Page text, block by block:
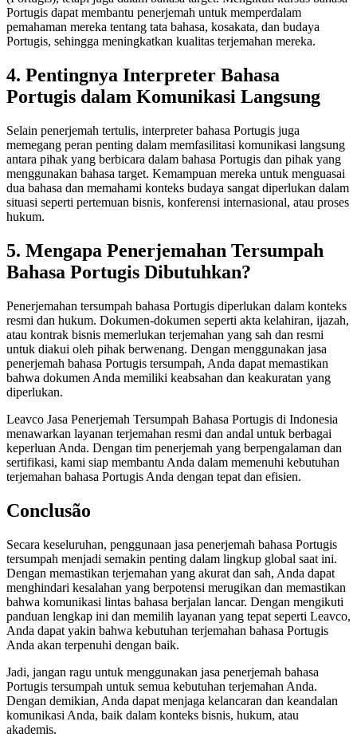
Portugis dapat membantu penerjemah untuk memperdalam
pemahaman mereka tentang tata bahasa, kosakata, dan budaya
Portugis, sehingga meningkatkan kualitas terjemahan mereka.
4. Pentingnya Interpreter Bahasa
Portugis dalam Komunikasi Langsung
Selain penerjemah tertulis, interpreter bahasa Portugis juga
memegang peran penting dalam memfasilitasi komunikasi langsung
antara pihak yang berbicara dalam bahasa Portugis dan pihak yang
menggunakan bahasa target. Kemampuan mereka untuk menguasai
dua bahasa dan memahami konteks budaya sangat diperlukan dalam
situasi seperti pertemuan bisnis, konferensi internasional, atau proses
hukum.
5. Mengapa Penerjemahan Tersumpah
Bahasa Portugis Dibutuhkan?
Penerjemahan tersumpah bahasa Portugis diperlukan dalam konteks
resmi dan hukum. Dokumen-dokumen seperti akta kelahiran, ijazah,
atau kontrak bisnis memerlukan terjemahan yang sah dan resmi
untuk diakui oleh pihak berwenang. Dengan menggunakan jasa
penerjemah bahasa Portugis tersumpah, Anda dapat memastikan
bahwa dokumen Anda memiliki keabsahan dan keakuratan yang
diperlukan.
Leavco Jasa Penerjemah Tersumpah Bahasa Portugis di Indonesia
menawarkan layanan terjemahan resmi dan andal untuk berbagai
keperluan Anda. Dengan tim penerjemah yang berpengalaman dan
sertifikasi, kami siap membantu Anda dalam memenuhi kebutuhan
terjemahan bahasa Portugis Anda dengan tepat dan efisien.
Conclusão
Secara keseluruhan, penggunaan jasa penerjemah bahasa Portugis
tersumpah menjadi semakin penting dalam lingkup global saat ini.
Dengan memastikan terjemahan yang akurat dan sah, Anda dapat
menghindari kesalahan yang berpotensi merugikan dan memastikan
bahwa komunikasi lintas bahasa berjalan lancar. Dengan mengikuti
panduan lengkap ini dan memilih layanan yang tepat seperti Leavco,
Anda dapat yakin bahwa kebutuhan terjemahan bahasa Portugis
Anda akan terpenuhi dengan baik.
Jadi, jangan ragu untuk menggunakan jasa penerjemah bahasa
Portugis tersumpah untuk semua kebutuhan terjemahan Anda.
Dengan demikian, Anda dapat menjaga kelancaran dan keandalan
komunikasi Anda, baik dalam konteks bisnis, hukum, atau
akademis.